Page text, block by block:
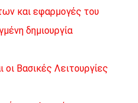
και εφαρμογές του
δημιουργία
οι Βασικές Λειτουργίες